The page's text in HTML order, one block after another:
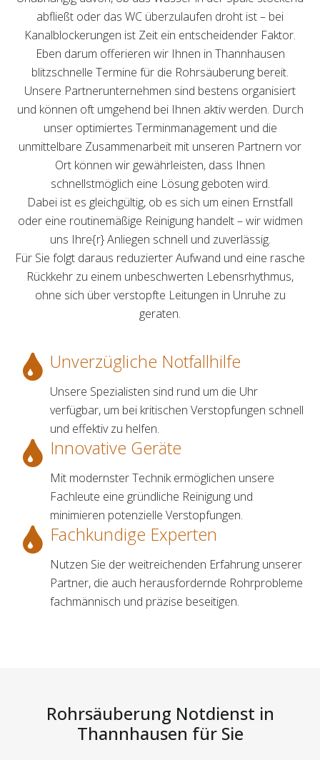
abfließt oder das WC überzulaufen droht ist – bei
Kanalblockerungen ist Zeit ein entscheidender Faktor.
Eben darum offerieren wir Ihnen in Thannhausen
blitzschnelle Termine für die Rohrsäuberung bereit.
Unsere Partnerunternehmen sind bestens organisiert
und können oft umgehend bei Ihnen aktiv werden. Durch
unser optimiertes Terminmanagement und die
unmittelbare Zusammenarbeit mit unseren Partnern vor
Ort können wir gewährleisten, dass Ihnen
schnellstmöglich eine Lösung geboten wird.
Dabei ist es gleichgültig, ob es sich um einen Ernstfall
oder eine routinemäßige Reinigung handelt – wir widmen
uns Ihre{r} Anliegen schnell und zuverlässig.
Für Sie folgt daraus reduzierter Aufwand und eine rasche
Rückkehr zu einem unbeschwerten Lebensrhythmus,
ohne sich über verstopfte Leitungen in Unruhe zu
geraten.
Unverzügliche Notfallhilfe
Unsere Spezialisten sind rund um die Uhr
verfügbar, um bei kritischen Verstopfungen schnell
und effektiv zu helfen.
Innovative Geräte
Mit modernster Technik ermöglichen unsere
Fachleute eine gründliche Reinigung und
minimieren potenzielle Verstopfungen.
Fachkundige Experten
Nutzen Sie der weitreichenden Erfahrung unserer
Partner, die auch herausfordernde Rohrprobleme
fachmännisch und präzise beseitigen.
Rohrsäuberung Notdienst in
Thannhausen für Sie